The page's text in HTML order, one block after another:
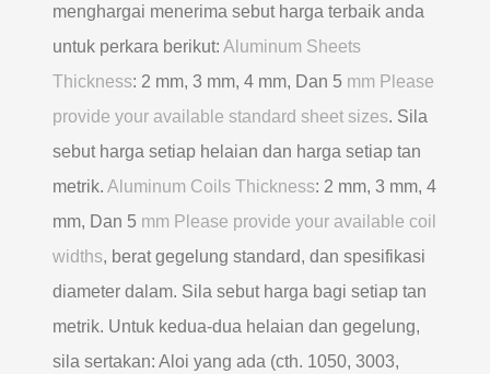
menghargai menerima sebut harga terbaik anda
untuk perkara berikut: Aluminum Sheets
Thickness: 2 mm, 3 mm, 4 mm, Dan 5 mm Please
provide your available standard sheet sizes. Sila
sebut harga setiap helaian dan harga setiap tan
metrik. Aluminum Coils Thickness: 2 mm, 3 mm, 4
mm, Dan 5 mm Please provide your available coil
widths, berat gegelung standard, dan spesifikasi
diameter dalam. Sila sebut harga bagi setiap tan
metrik. Untuk kedua-dua helaian dan gegelung,
sila sertakan: Aloi yang ada (cth. 1050, 3003,